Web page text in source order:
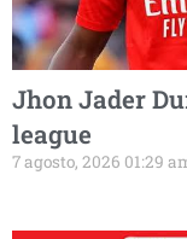
Jhon Jader
league
7 agosto, 2026 01:29